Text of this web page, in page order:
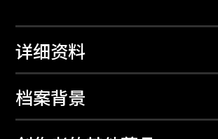
详细资料
档案背景